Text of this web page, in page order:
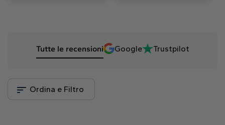
Tutte le recensioni Google Trustpilot
Ordina e Filtro